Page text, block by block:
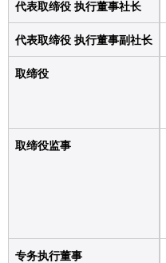
代表取缔役 执行董事社长
代表取缔役 执行董事副社长
取缔役
取缔役监事
专务执行董事